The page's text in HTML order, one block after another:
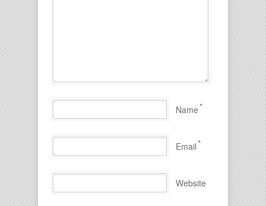
Name*
Email*
Website